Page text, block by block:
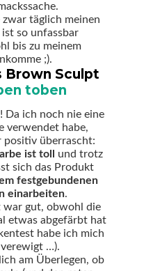
zwar täglich meinen
so unfassbar
bis zu meinem
;).
Brown Sculpt
toben
Da ich noch nie eine
verwendet habe,
überrascht:
ist toll und trotz
sich das Produkt
festgebundenen
einarbeiten.
gut, obwohl die
etwas abgefärbt hat
habe ich mich
…).
am Überlegen, ob